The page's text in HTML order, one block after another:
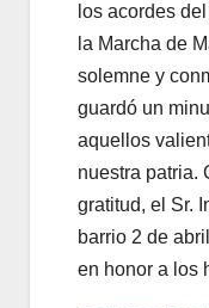
los acordes
la Marcha de
solemne y
guardó un
aquellos
nuestra patria.
gratitud, el Sr.
barrio 2 de
en honor a los